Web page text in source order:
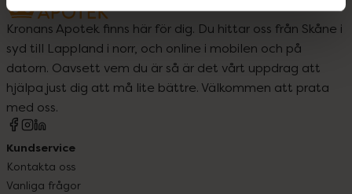
Kronans Apotek finns här för dig. Du hittar oss från Skåne i
syd till Lappland i norr, och online i mobilen och på
datorn. Oavsett vem du är så är det vårt uppdrag att
hjälpa just dig att må lite bättre. Välkommen att prata
med oss.
Kundservice
Kontakta oss
Vanliga frågor